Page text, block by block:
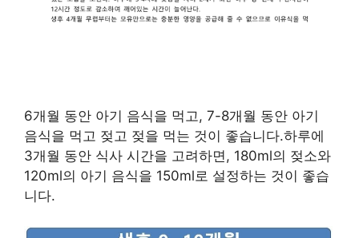
6개월 동안 아기 음식을 먹고, 7-8개월 동안 아기
음식을 먹고 젖고 젖을 먹는 것이 좋습니다.하루에
3개월 동안 식사 시간을 고려하면, 180ml의 젖소와
120ml의 아기 음식을 150ml로 설정하는 것이 좋습
니다.